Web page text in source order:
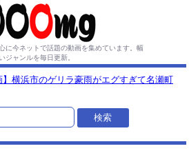
に今ネットで話題の動画を集めています。 幅
ジャンルを毎日更新。
】横浜市のゲリラ豪雨がエグすぎて名瀬町